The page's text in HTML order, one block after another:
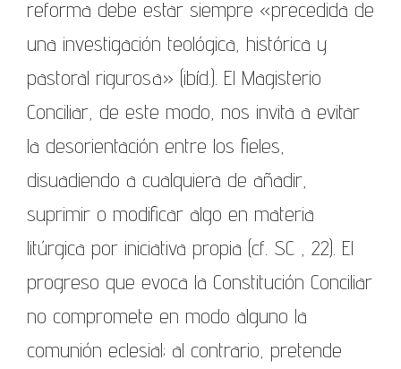
reforma debe estar siempre «precedida de
una investigación teológica, histórica y
pastoral rigurosa» (ibíd.). El Magisterio
Conciliar, de este modo, nos invita a evitar
la desorientación entre los fieles,
disuadiendo a cualquiera de añadir,
suprimir o modificar algo en materia
litúrgica por iniciativa propia (cf. SC , 22). El
progreso que evoca la Constitución Conciliar
no compromete en modo alguno la
comunión eclesial; al contrario, pretende